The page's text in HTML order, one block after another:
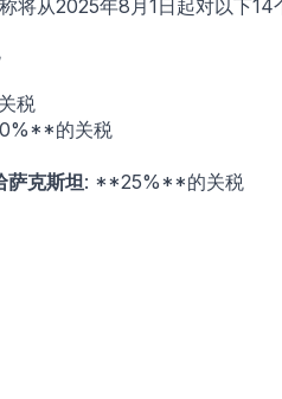
将从2025年8月1日起对以下14
税
的关税
萨克斯坦: **25%**的关税